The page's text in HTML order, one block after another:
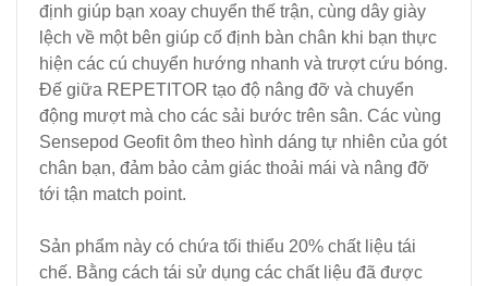
định giúp bạn xoay chuyển thế trận, cùng dây giày
lệch về một bên giúp cố định bàn chân khi bạn thực
hiện các cú chuyển hướng nhanh và trượt cứu bóng.
Đế giữa REPETITOR tạo độ nâng đỡ và chuyển
động mượt mà cho các sải bước trên sân. Các vùng
Sensepod Geofit ôm theo hình dáng tự nhiên của gót
chân bạn, đảm bảo cảm giác thoải mái và nâng đỡ
tới tận match point.
Sản phẩm này có chứa tối thiểu 20% chất liệu tái
chế. Bằng cách tái sử dụng các chất liệu đã được